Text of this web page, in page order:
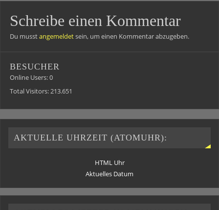
Schreibe einen Kommentar
Du musstangemeldetsein, um einen Kommentar abzugeben.
BESUCHER
Online Users:0
Total Visitors:213.651
AKTUELLE UHRZEIT (ATOMUHR):
HTML Uhr
Aktuelles Datum